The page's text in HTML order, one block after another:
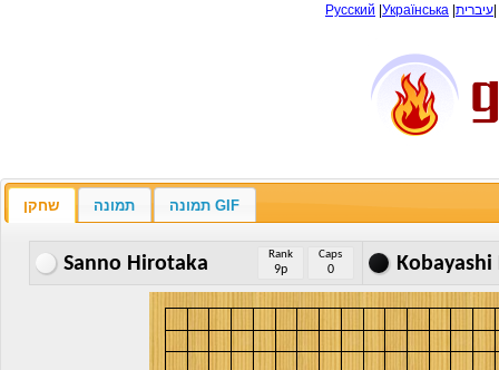
Русский Українська עיברית
שחקן תמונה תמונה GIF
Sanno Hirotaka Rank
9p
Caps
0 Kobayashi